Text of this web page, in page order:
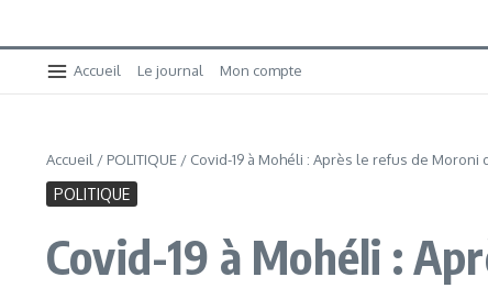
Accueil Le journal Mon compte
Accueil / POLITIQUE / Covid-19 à Mohéli : Après le refus de
POLITIQUE
Covid-19 à Mohéli :